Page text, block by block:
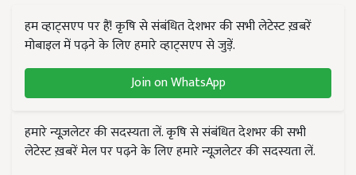
हम व्हाट्सएप पर हैं! कृषि से संबंधित देशभर की सभी लेटेस्ट ख़बरें
मोबाइल में पढ़ने के लिए हमारे व्हाट्सएप से जुड़ें.
Join on WhatsApp
हमारे न्यूज़लेटर की सदस्यता लें. कृषि से संबंधित देशभर की सभी
लेटेस्ट ख़बरें मेल पर पढ़ने के लिए हमारे न्यूज़लेटर की सदस्यता लें.